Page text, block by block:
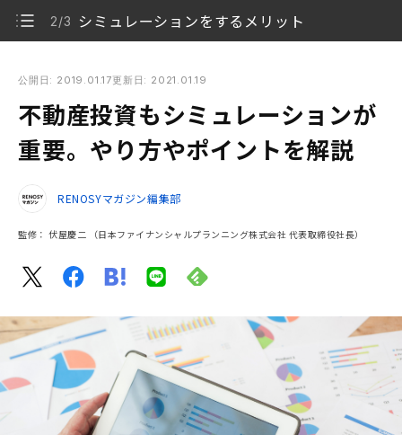
2/3 シミュレーションをするメリット
説
1/3 不動産投資のシミュレーション方法
2/3 シミュレーションをするメリット
3/3 まとめ
公開日: 2019.01.17更新日: 2021.01.19
不動産投資もシミュレーションが
重要。やり方やポイントを解説
RENOSYマガジン編集部
監修： 伏屋慶二 （日本ファイナンシャルプランニング株式会社 代表取締役社長）